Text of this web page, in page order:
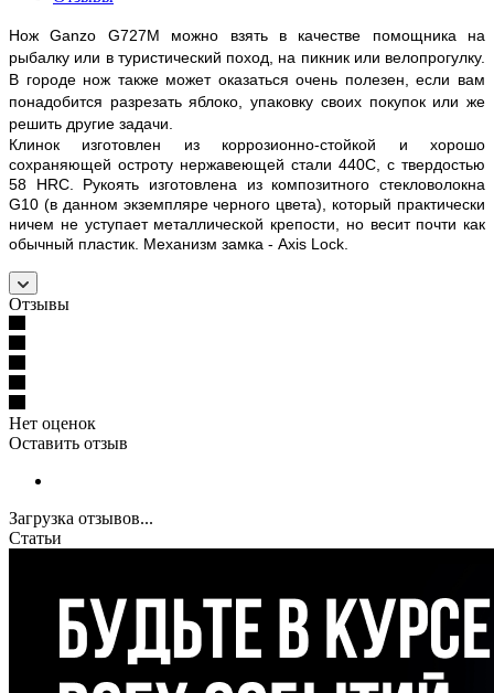
Нож Ganzo G727M можно взять в качестве помощника на
рыбалку или в туристический поход, на пикник или велопрогулку.
В городе нож также может оказаться очень полезен, если вам
понадобится разрезать яблоко, упаковку своих покупок или же
решить другие задачи.
Клинок изготовлен из коррозионно-стойкой и хорошо
сохраняющей остроту нержавеющей стали 440C, с твердостью
58 HRC. Рукоять изготовлена из композитного стекловолокна
G10 (в данном экземпляре черного цвета), который практически
ничем не уступает металлической крепости, но весит почти как
обычный пластик. Механизм замка - Axis Lock.
Отзывы
Нет оценок
Оставить отзыв
Загрузка отзывов...
Статьи